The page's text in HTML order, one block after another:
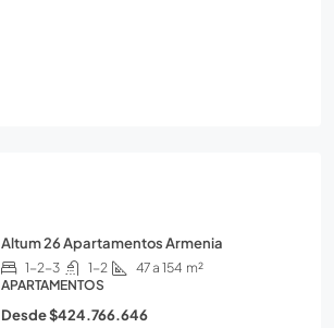
Altum 26 Apartamentos Armenia
1-2-3 1-2 47 a 154 m²
APARTAMENTOS
Desde$424.766.646